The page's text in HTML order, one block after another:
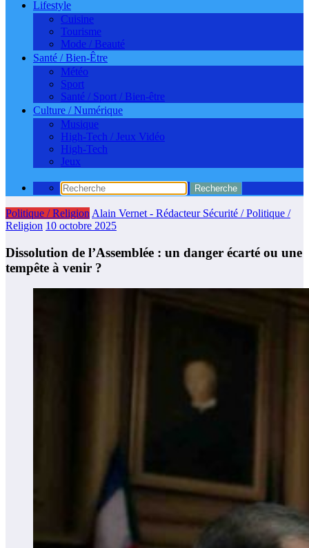
Lifestyle
Cuisine
Tourisme
Mode / Beauté
Santé / Bien-Être
Météo
Sport
Santé / Sport / Bien-être
Culture / Numérique
Musique
High-Tech / Jeux Vidéo
High-Tech
Jeux
Politique / Religion Alain Vernet - Rédacteur Sécurité / Politique /
Religion 10 octobre 2025
Dissolution de l’Assemblée : un danger écarté ou une
tempête à venir ?